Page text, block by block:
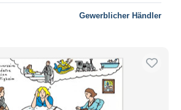
Gewerblicher Händler